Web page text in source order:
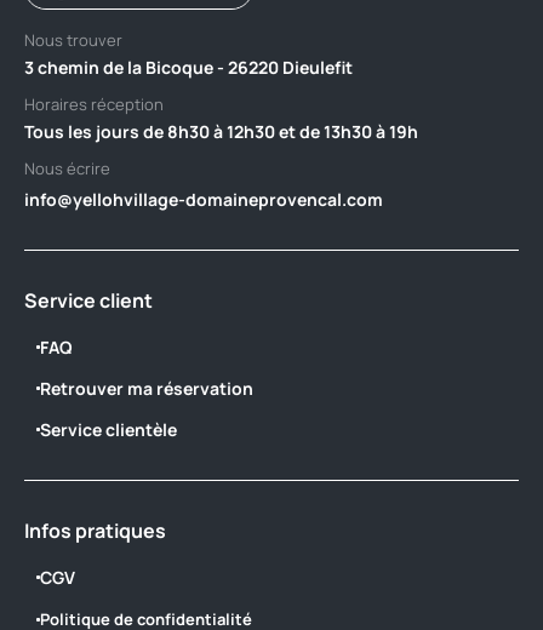
Nous trouver
3 chemin de la Bicoque - 26220 Dieulefit
Horaires réception
Tous les jours de 8h30 à 12h30 et de 13h30 à 19h
Nous écrire
info@yellohvillage-domaineprovencal.com
Service client
FAQ
Retrouver ma réservation
Service clientèle
Infos pratiques
CGV
Politique de confidentialité